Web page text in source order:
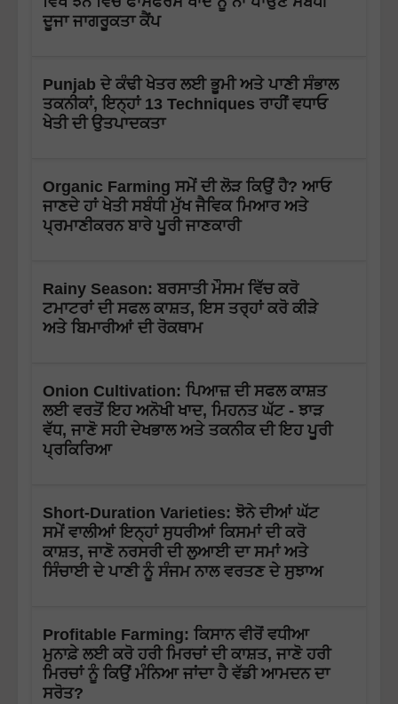
ਦੂਜਾ ਜਾਗਰੂਕਤਾ ਕੈਂਪ
Punjab ਦੇ ਕੰਢੀ ਖੇਤਰ ਲਈ ਭੂਮੀ ਅਤੇ ਪਾਣੀ ਸੰਭਾਲ
ਤਕਨੀਕਾਂ, ਇਨ੍ਹਾਂ 13 Techniques ਰਾਹੀਂ ਵਧਾਓ
ਖੇਤੀ ਦੀ ਉਤਪਾਦਕਤਾ
Organic Farming ਸਮੇਂ ਦੀ ਲੋੜ ਕਿਉਂ ਹੈ? ਆਓ
ਜਾਣਦੇ ਹਾਂ ਖੇਤੀ ਸਬੰਧੀ ਮੁੱਖ ਜੈਵਿਕ ਮਿਆਰ ਅਤੇ
ਪ੍ਰਮਾਣੀਕਰਨ ਬਾਰੇ ਪੂਰੀ ਜਾਣਕਾਰੀ
Rainy Season: ਬਰਸਾਤੀ ਮੌਸਮ ਵਿੱਚ ਕਰੋ
ਟਮਾਟਰਾਂ ਦੀ ਸਫਲ ਕਾਸ਼ਤ, ਇਸ ਤਰ੍ਹਾਂ ਕਰੋ ਕੀੜੇ
ਅਤੇ ਬਿਮਾਰੀਆਂ ਦੀ ਰੋਕਥਾਮ
Onion Cultivation: ਪਿਆਜ਼ ਦੀ ਸਫਲ ਕਾਸ਼ਤ
ਲਈ ਵਰਤੋਂ ਇਹ ਅਨੋਖੀ ਖਾਦ, ਮਿਹਨਤ ਘੱਟ - ਝਾੜ
ਵੱਧ, ਜਾਣੋ ਸਹੀ ਦੇਖਭਾਲ ਅਤੇ ਤਕਨੀਕ ਦੀ ਇਹ ਪੂਰੀ
ਪ੍ਰਕਿਰਿਆ
Short-Duration Varieties: ਝੋਨੇ ਦੀਆਂ ਘੱਟ
ਸਮੇਂ ਵਾਲੀਆਂ ਇਨ੍ਹਾਂ ਸੁਧਰੀਆਂ ਕਿਸਮਾਂ ਦੀ ਕਰੋ
ਕਾਸ਼ਤ, ਜਾਣੋ ਨਰਸਰੀ ਦੀ ਲੁਆਈ ਦਾ ਸਮਾਂ ਅਤੇ
ਸਿੰਚਾਈ ਦੇ ਪਾਣੀ ਨੂੰ ਸੰਜਮ ਨਾਲ ਵਰਤਣ ਦੇ ਸੁਝਾਅ
Profitable Farming: ਕਿਸਾਨ ਵੀਰੋਂ ਵਧੀਆ
ਮੁਨਾਫ਼ੇ ਲਈ ਕਰੋ ਹਰੀ ਮਿਰਚਾਂ ਦੀ ਕਾਸ਼ਤ, ਜਾਣੋ ਹਰੀ
ਮਿਰਚਾਂ ਨੂੰ ਕਿਉਂ ਮੰਨਿਆ ਜਾਂਦਾ ਹੈ ਵੱਡੀ ਆਮਦਨ ਦਾ
ਸਰੋਤ?